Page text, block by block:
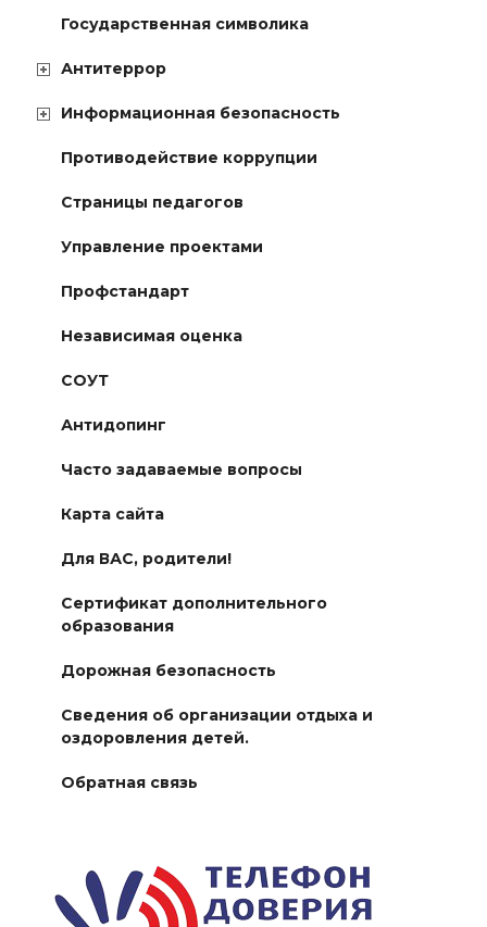
Государственная символика
Антитеррор
Информационная безопасность
Противодействие коррупции
Страницы педагогов
Управление проектами
Профстандарт
Независимая оценка
СОУТ
Антидопинг
Часто задаваемые вопросы
Карта сайта
Для ВАС, родители!
Сертификат дополнительного
образования
Дорожная безопасность
Сведения об организации отдыха и
оздоровления детей.
Обратная связь